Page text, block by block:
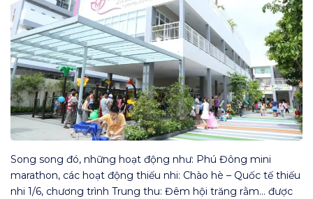
Song song đó, những hoạt động như: Phú Đông mini
marathon, các hoạt động thiếu nhi: Chào hè – Quốc tế thiếu
nhi 1/6, chương trình Trung thu: Đêm hội trăng rằm… được